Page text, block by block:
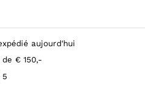
aujourd'hui
€ 150,-
5